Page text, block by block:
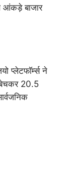
आंकड़े बाजार
प्लेटफॉर्म्स ने
बेचकर 20.5